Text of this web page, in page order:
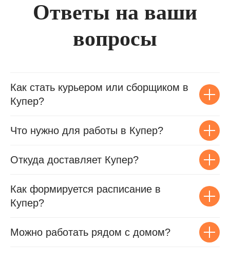
Ответы на ваши
вопросы
Как стать курьером или сборщиком в
Купер?
Что нужно для работы в Купер?
Откуда доставляет Купер?
Как формируется расписание в
Купер?
Можно работать рядом с домом?